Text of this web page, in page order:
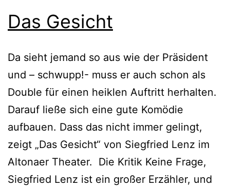
Das Gesicht
Da sieht jemand so aus wie der Präsident
und – schwupp!- muss er auch schon als
Double für einen heiklen Auftritt herhalten.
Darauf ließe sich eine gute Komödie
aufbauen. Dass das nicht immer gelingt,
zeigt „Das Gesicht“ von Siegfried Lenz im
Altonaer Theater. Die Kritik Keine Frage,
Siegfried Lenz ist ein großer Erzähler, und